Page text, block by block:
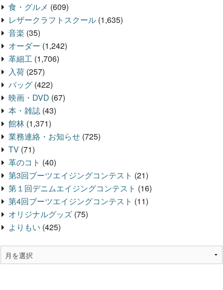
食・グルメ (609)
レザークラフトスクール (1,635)
音楽 (35)
オーダー (1,242)
革細工 (1,706)
入荷 (257)
バッグ (422)
映画・DVD (67)
本・雑誌 (43)
館林 (1,371)
業務連絡・お知らせ (725)
TV (71)
革のコト (40)
第3回ブーツエイジングコンテスト (21)
第１回デニムエイジングコンテスト (16)
第4回ブーツエイジングコンテスト (11)
オリジナルグッズ (75)
よりもい (425)